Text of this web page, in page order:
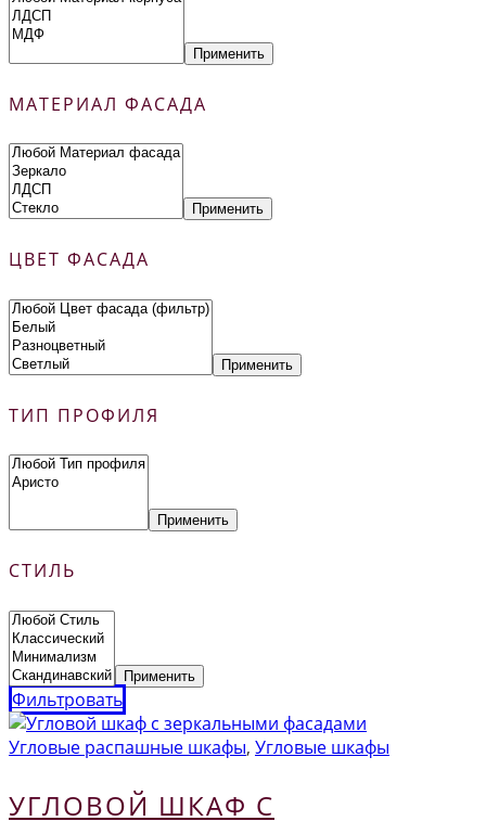
Применить
МАТЕРИАЛ ФАСАДА
Применить
ЦВЕТ ФАСАДА
Применить
ТИП ПРОФИЛЯ
Применить
СТИЛЬ
Применить
Фильтровать
Угловые распашные шкафы, Угловые шкафы
УГЛОВОЙ ШКАФ С